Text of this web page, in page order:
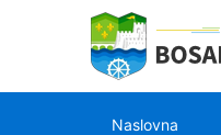
Naslovna